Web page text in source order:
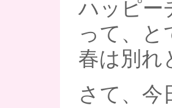
ハッピー
って、と
春は別
さて、今